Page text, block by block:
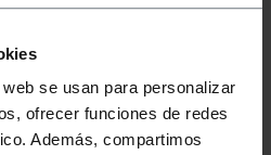
se usan para personalizar
ofrecer funciones de redes
Además, compartimos